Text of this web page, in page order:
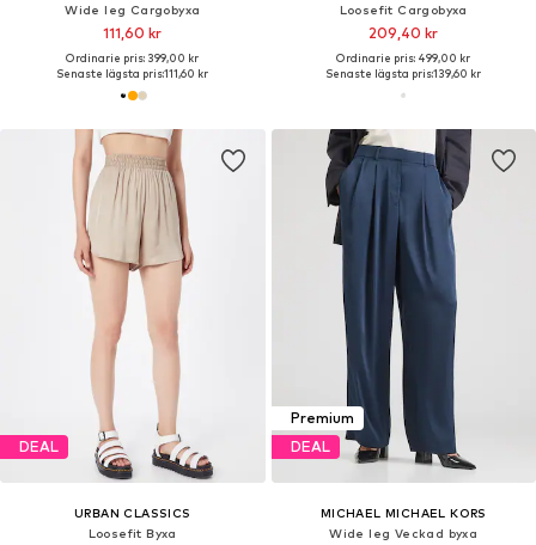
Wide leg Cargobyxa
111,60 kr
Ordinarie pris: 399,00 kr
Senaste lägsta pris:111,60 kr
Loosefit Cargobyxa
209,40 kr
Ordinarie pris: 499,00 kr
Senaste lägsta pris:139,60 kr
DEAL
URBAN CLASSICS
Loosefit Byxa
Premium
DEAL
MICHAEL MICHAEL KORS
Wide leg Veckad byxa